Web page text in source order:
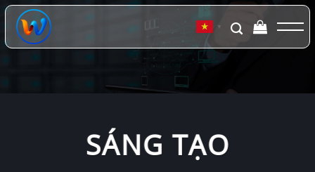
Chuyển
đến
dung
▼
SÁNG TẠO